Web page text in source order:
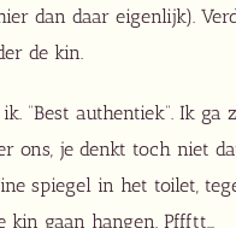
dan daar eigenlijk).
de kin.
ik. “Best authentiek”. Ik
ons, je denkt toch niet
spiegel in het toilet,
kin gaan hangen. Pffftt…